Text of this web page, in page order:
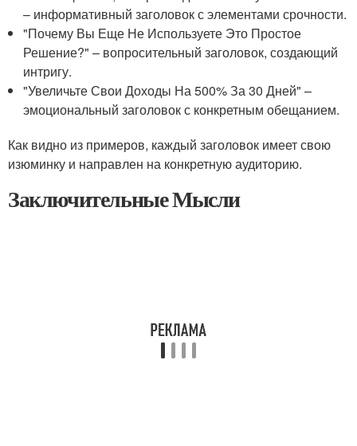
– информативный заголовок с элементами срочности.
"Почему Вы Еще Не Используете Это Простое
Решение?" – вопросительный заголовок, создающий
интригу.
"Увеличьте Свои Доходы На 500% За 30 Дней" –
эмоциональный заголовок с конкретным обещанием.
Как видно из примеров, каждый заголовок имеет свою
изюминку и направлен на конкретную аудиторию.
Заключительные Мысли